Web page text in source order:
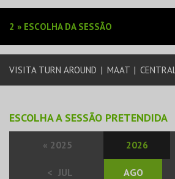
EVENTOS
CARTÕES
2 » ESCOLHA DA SESSÃO
VISITA TURN AROUND | MAAT |
ESCOLHA A SESSÃO PRETENDIDA
« 2025 2026
< JUL AGO